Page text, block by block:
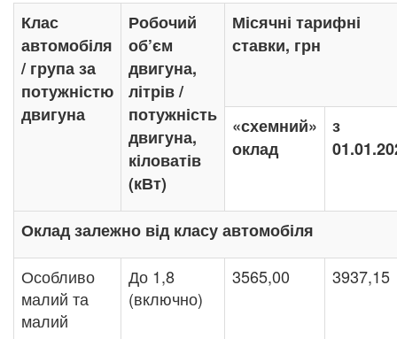
Клас
автомобіля
/ група за
потужністю
двигуна
Робочий
об’єм
двигуна,
літрів /
потужність
двигуна,
кіловатів
(кВт)
Місячні тарифні
ставки, грн
«схемний»
оклад
з
Оклад залежно від класу автомобіля
Особливо
малий та
малий
До 1,8
(включно)
3565,00 3937,15